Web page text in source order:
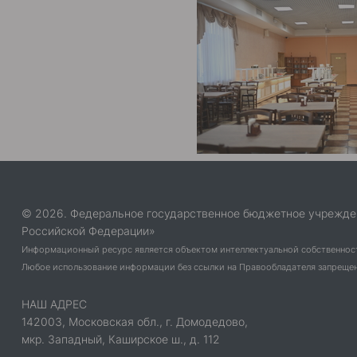
© 2026. Федеральное государственное бюджетное
Российской Федерации»
Информационный ресурс является объектом интеллектуальной
Любое использование информации без ссылки на Правообладателя
НАШ АДРЕС
142003, Московская обл., г. Домодедово,
мкр. Западный, Каширское ш., д. 112